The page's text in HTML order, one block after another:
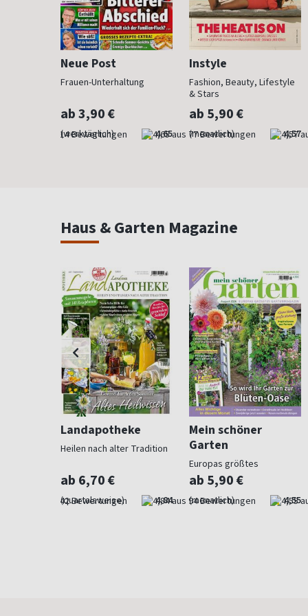
Neue Post
Frauen-Unterhaltung
ab 3,90 €
(werktäglich) 4,65
Instyle
Fashion, Beauty, Lifestyle
& Stars
ab 5,90 €
(monatlich) 4,57
Haus & Garten Magazine
Landapotheke
Heilen nach alter Tradition
ab 6,70 €
(quartalsweise) 4,84
Mein schöner
Garten
Europas größtes
Gartenmagazin
ab 5,90 €
(monatlich) 4,55